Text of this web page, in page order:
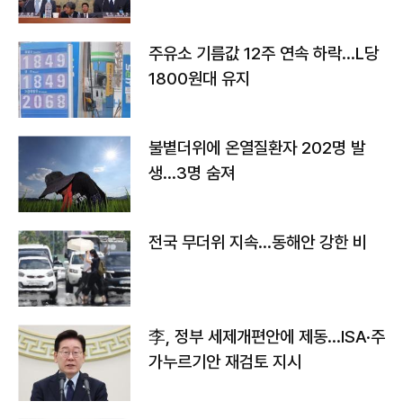
주유소 기름값 12주 연속 하락…L당
1800원대 유지
불볕더위에 온열질환자 202명 발
생…3명 숨져
전국 무더위 지속…동해안 강한 비
李, 정부 세제개편안에 제동…ISA·주
가누르기안 재검토 지시